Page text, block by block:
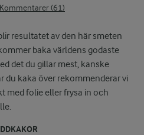
Kommentarer (61)
resultatet av den här smeten
baka världens godaste
det du gillar mest, kanske
du kaka över rekommenderar vi
med folie eller frysa in och